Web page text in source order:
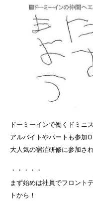
ドーミーインで働くドミニ
アルバイトやパートも参加
大人気の宿泊研修に参加さ
・・・・・
まず始めは社員でフロント
トから！